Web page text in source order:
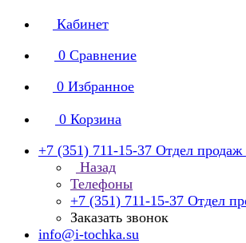
Кабинет
0 Сравнение
0 Избранное
0 Корзина
+7 (351) 711-15-37 Отдел продаж
Назад
Телефоны
+7 (351) 711-15-37 Отдел
Заказать звонок
info@i-tochka.su